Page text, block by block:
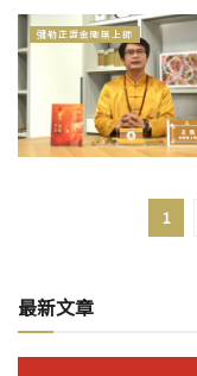
彌勒正識金剛無上師
1
最新文章